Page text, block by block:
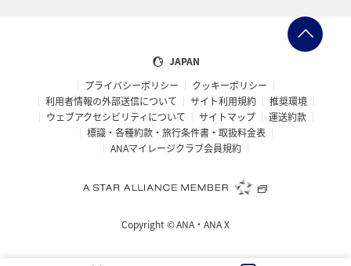
マイルを使う 日本の歴史・文化・芸術 青森県
大阪府
JAPAN
プライバシーポリシー
クッキーポリシー
利用者情報の外部送信について
サイト利用規約
推奨環境
ウェブアクセシビリティについて
サイトマップ
運送約款
標識・各種約款・旅行条件書・取扱料金表
ANAマイレージクラブ会員規約
Copyright ©ANA・ANA X